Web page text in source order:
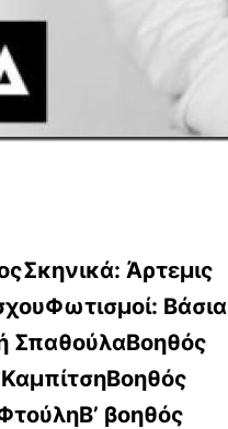
Άρτεμις
Βάσια
ΣπαθούλαΒοηθός
βοηθός